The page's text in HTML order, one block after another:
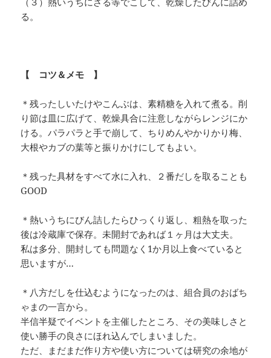
る。
【 コツ＆メモ 】
＊残ったしいたけやこんぶは、素精糖を入れて煮る。削
り節は皿に広げて、乾燥具合に注意しながらレンジにか
ける。パラパラと手で崩して、ちりめんやかりかり梅、
大根やカブの葉等と振りかけにしてもよい。
＊残った具材をすべて水に入れ、２番だしを取ることも
GOOD
＊熱いうちにびん詰したらひっくり返し、粗熱を取った
後は冷蔵庫で保存。未開封であれば１ヶ月は大丈夫。
私は多分、開封しても問題なく1か月以上食べていると
思いますが…
＊八方だしを仕込むようになったのは、組合員のおばち
ゃまの一言から。
半信半疑でイベントを主催したところ、その美味しさと
使い勝手の良さにほれ込んでしまいました。
ただ、まだまだ作り方や使い方については研究の余地が